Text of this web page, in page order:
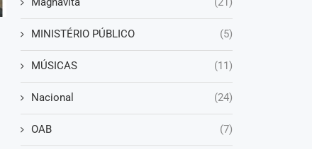
MINISTÉRIO PÚBLICO (5)
MÚSICAS (11)
Nacional (24)
OAB (7)